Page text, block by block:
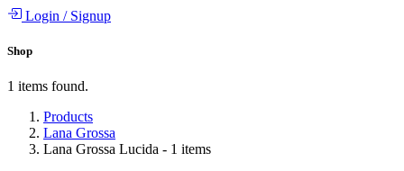
Login /Signup
Shop
1 items found.
Products
Lana Grossa
Lana Grossa Lucida - 1 items